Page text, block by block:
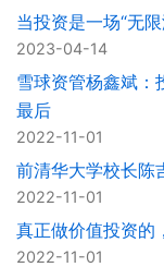
当投资是一场“无
2023-04-14
雪球资管杨鑫斌：
最后
2022-11-01
前清华大学校长陈
2022-11-01
真正做价值投资的
2022-11-01